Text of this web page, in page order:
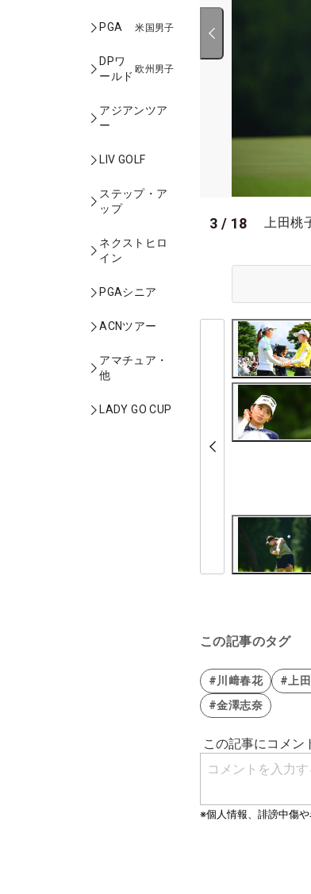
PGA 米国男子
DPワ
ールド
欧州男子
アジアンツア
ー
LIV GOLF
ステップ・ア
ップ
ネクストヒロ
イン
PGAシニア
ACNツアー
アマチュア・
他
LADY GO CUP
3 / 18 上田桃
この記事のタグ
#川﨑春花 #上
#金澤志奈